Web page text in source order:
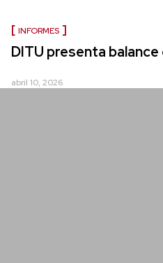
INFORMES
DITU presenta
abril 10, 2026